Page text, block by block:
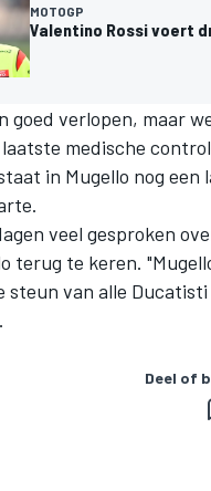
MOTOGP
Valentino Rossi voert
goed verlopen, maar
medische
in Mugello nog
veel gesproken
terug te keren.
steun van alle
Deel of